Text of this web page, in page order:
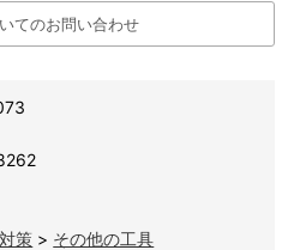
てのお問い合わせ
策 > その他の工具